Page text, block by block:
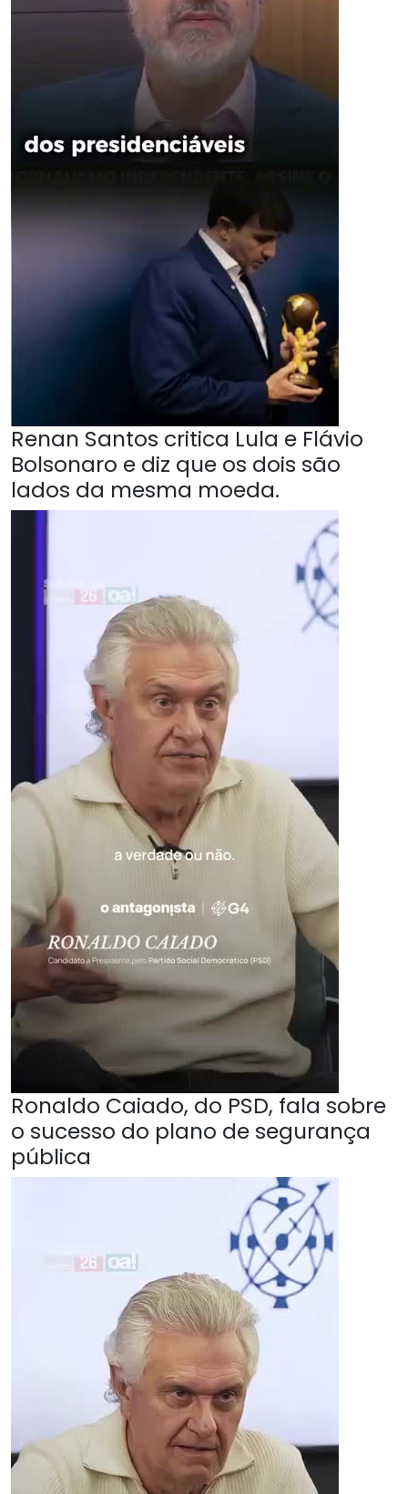
Renan Santos critica Lula e Flávio
Bolsonaro e diz que os dois são
lados da mesma moeda.
Ronaldo Caiado, do PSD, fala sobre
o sucesso do plano de segurança
pública